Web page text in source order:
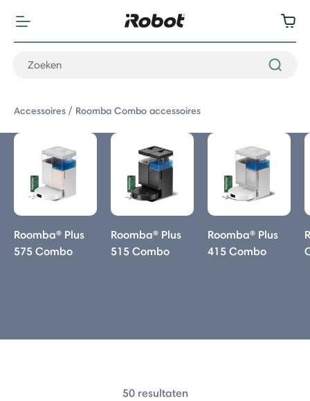
Accessoires Roomba Combo accessoires
Roomba® Plus
575 Combo
Roomba® Plus
515 Combo
Roomba® Plus
415 Combo
50 resultaten